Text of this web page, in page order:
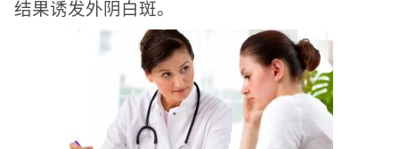
结果诱发外阴白斑。